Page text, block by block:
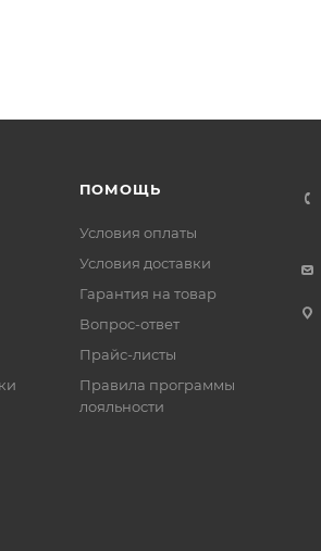
ПОМОЩЬ
Условия оплаты
Условия доставки
Гарантия на товар
Вопрос-ответ
Прайс-листы
Правила программы
лояльности